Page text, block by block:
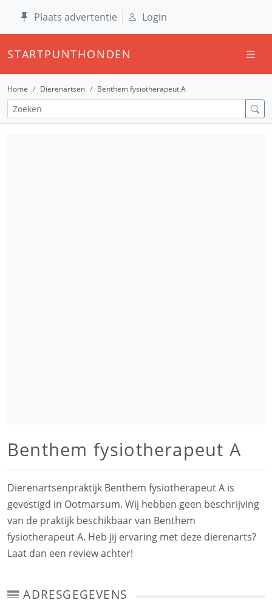
Plaats advertentie Login
STARTPUNTHONDEN
Home Dierenartsen Benthem fysiotherapeut A
Benthem fysiotherapeut A
Dierenartsenpraktijk Benthem fysiotherapeut A is
gevestigd in Ootmarsum. Wij hebben geen beschrijving
van de praktijk beschikbaar van Benthem
fysiotherapeut A. Heb jij ervaring met deze dierenarts?
Laat dan een review achter!
ADRESGEGEVENS